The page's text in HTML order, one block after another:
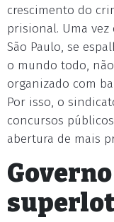
crescimento do
prisional. Uma vez
São Paulo, se
o mundo todo,
organizado com
Por isso, o
concursos
abertura de mais